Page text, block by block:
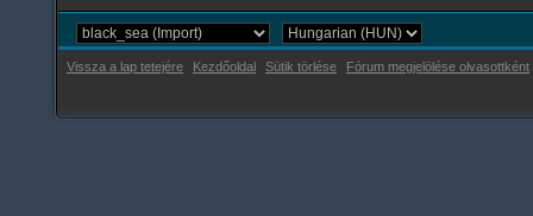
Vissza a lap tetejére Kezdőoldal Sütik törlése Fórum megjelölése olvasottként